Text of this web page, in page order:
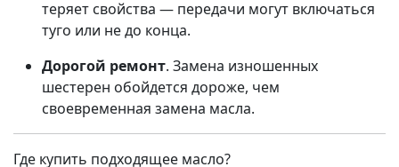
теряет свойства — передачи могут включаться
туго или не до конца.
Дорогой ремонт. Замена изношенных
шестерен обойдется дороже, чем
своевременная замена масла.
Где купить подходящее масло?